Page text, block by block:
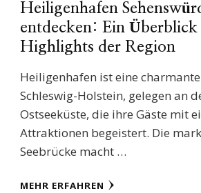
Heiligenhafen
entdecken: Ein Überblick
Highlights der Region
Heiligenhafen ist eine
Schleswig-Holstein, gelegen an
Ostseeküste, die ihre Gäste mit
Attraktionen begeistert. Die
Seebrücke macht …
MEHR ERFAHREN